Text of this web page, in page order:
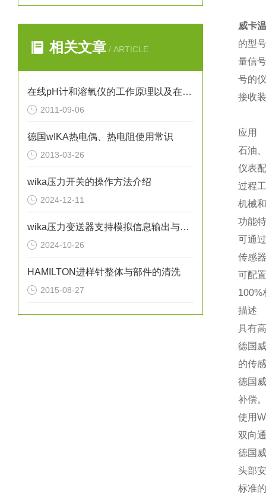
相关文章 / ARTICLE
在线pH计和溶氧仪的工作原理以及在污水处理中的应用
2011-09-06
德国wIKA热电偶、热电阻使用常识
2013-03-26
wika压力开关的操作方法介绍
2024-12-11
wika压力变送器支持模拟信息输出与远程通信
2024-10-26
HAMILTON进样针整体与部件的清洗
2015-08-27
威卡
的型
量信
号的
接收
应用
石油
仪表
过程
机械
功能
可通
传感
可配
100%
描述
具有
德国
的传
德国
补偿
使用
双向
德国
头部
标准